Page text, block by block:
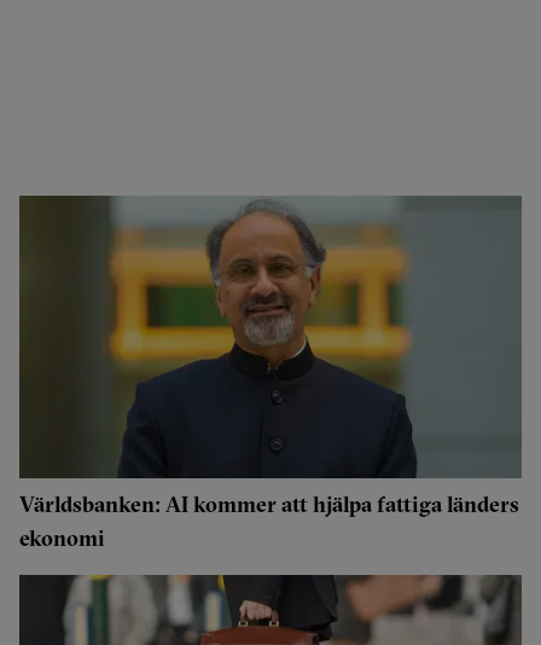
Världsbanken: AI kommer att hjälpa fattiga länders
ekonomi